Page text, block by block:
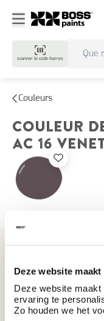
Deze website
Deze website
ervaring te
Zo houden we het
scanner le code-barres
Couleurs
COULEUR
AC 16